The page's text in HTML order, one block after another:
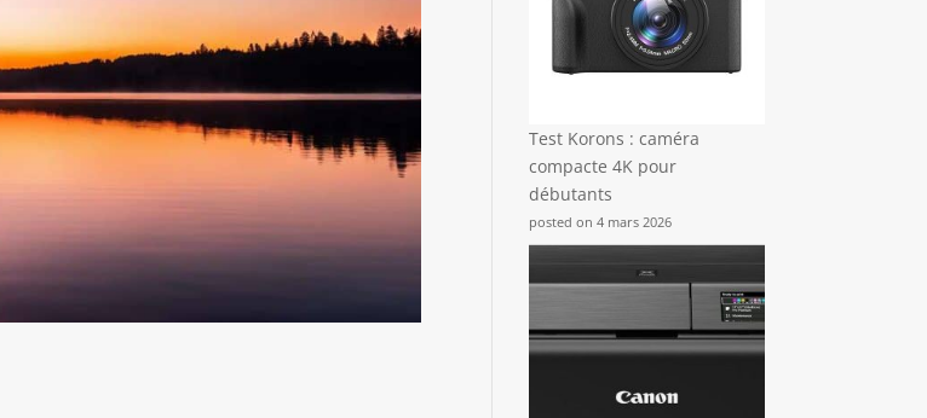
Test Korons : caméra
compacte 4K pour
débutants
posted on 4 mars 2026